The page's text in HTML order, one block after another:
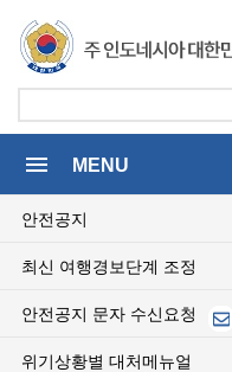
menu MENU
안전공지
최신 여행경보단계 조정
안전공지 문자 수신요청
위기상황별 대처메뉴얼